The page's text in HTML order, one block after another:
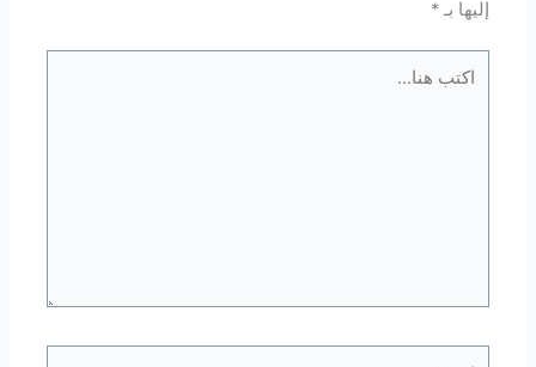
إليها بـ*